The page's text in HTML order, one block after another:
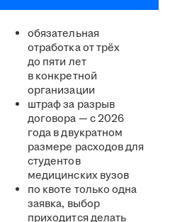
обязательная
отработка от трёх
до пяти лет
в конкретной
организации
штраф за разрыв
договора — с 2026
года в двукратном
размере расходов для
студентов
медицинских вузов
по квоте только одна
заявка, выбор
приходится делать